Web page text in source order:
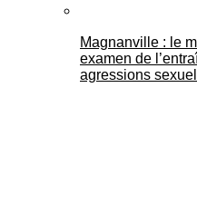
Magnanville : le
examen de
agressions